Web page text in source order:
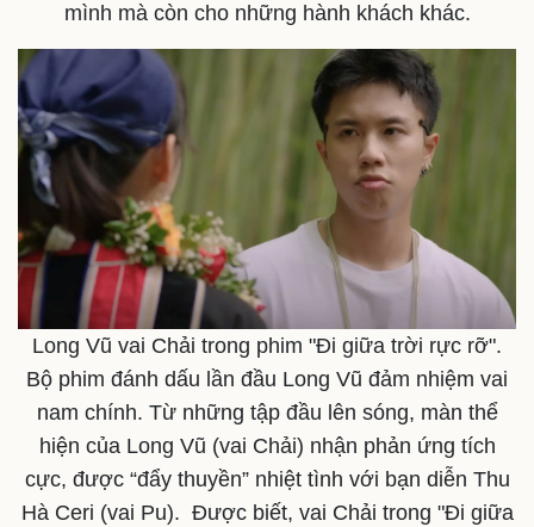
Sức khỏe
Dinh dưỡng - món ngon
Cây thuốc
Sản phụ khoa
Nhi khoa
Nam khoa
Làm đẹp - giảm cân
Phòng mạch online
Ăn sạch sống khỏe
Đời sống
Nhà đẹp
Tình yêu - Gia đình
mình mà còn cho những hành khách khác.
Long Vũ vai Chải trong phim "Đi giữa trời rực rỡ".
Bộ phim đánh dấu lần đầu Long Vũ đảm nhiệm vai
nam chính. Từ những tập đầu lên sóng, màn thể
hiện của Long Vũ (vai Chải) nhận phản ứng tích
cực, được “đẩy thuyền” nhiệt tình với bạn diễn Thu
Hà Ceri (vai Pu). Được biết, vai Chải trong "Đi giữa